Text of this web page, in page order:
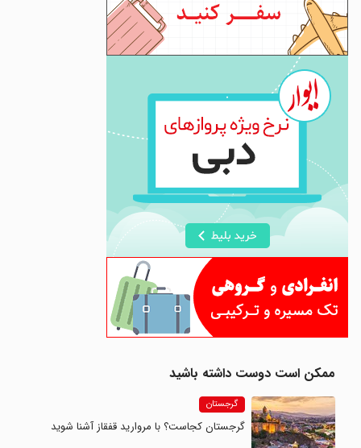
ممکن است دوست داشته باشید
گرجستان
گرجستان کجاست؟ با مروارید قفقاز آشنا شوید